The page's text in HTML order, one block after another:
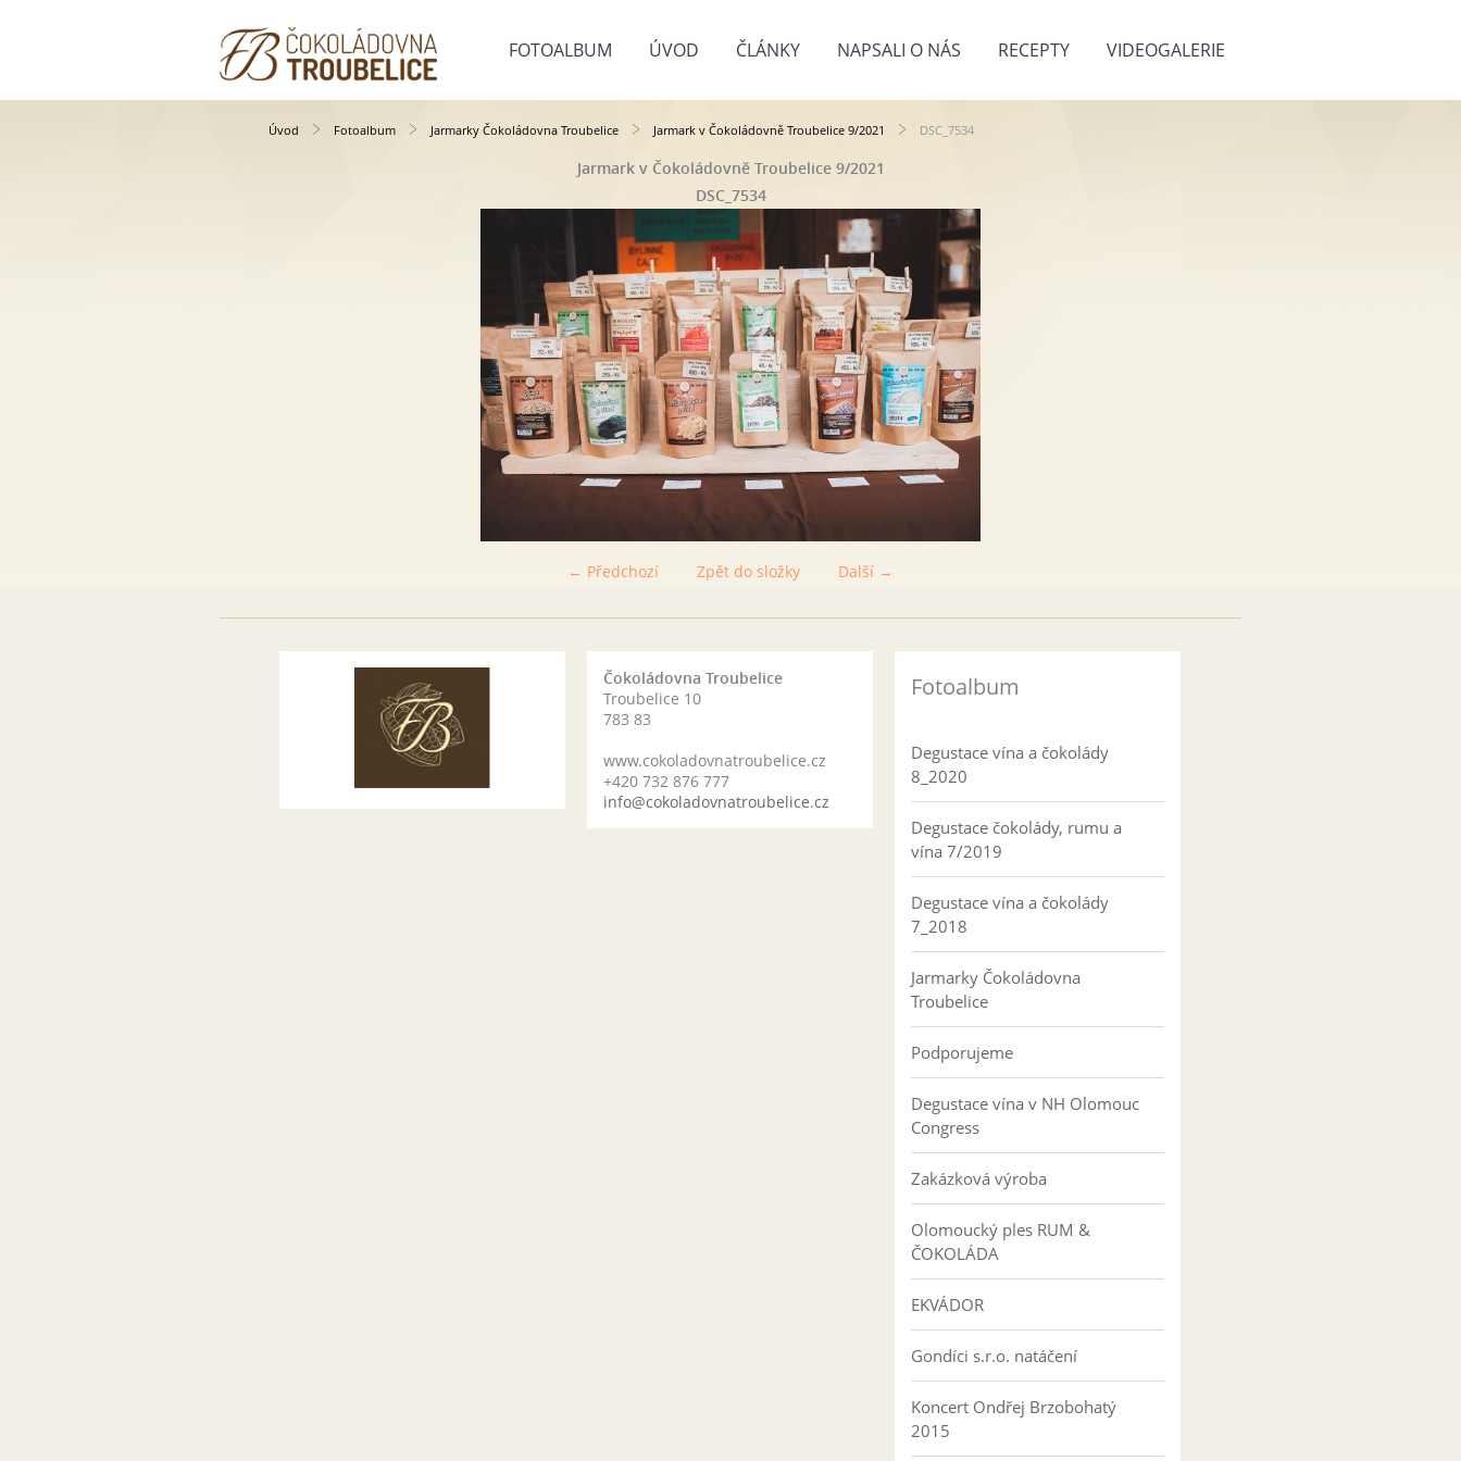
FOTOALBUM ÚVOD ČLÁNKY NAPSALI O NÁS RECEPTY VIDEOGALERIE
Úvod Fotoalbum Jarmarky Čokoládovna Troubelice Jarmark v Čokoládovně Troubelice 9/2021 DSC_7534
Jarmark v Čokoládovně Troubelice 9/2021
DSC_7534
← Předchozí Další →
Zpět do složky
Čokoládovna Troubelice
Troubelice 10
783 83
www.cokoladovnatroubelice.cz
+420 732 876 777
info@cokoladovnatroubelice.cz
Fotoalbum
Degustace vína a čokolády
8_2020
Degustace čokolády, rumu a
vína 7/2019
Degustace vína a čokolády
7_2018
Jarmarky Čokoládovna
Troubelice
Podporujeme
Degustace vína v NH Olomouc
Congress
Zakázková výroba
Olomoucký ples RUM &
ČOKOLÁDA
EKVÁDOR
Gondíci s.r.o. natáčení
Koncert Ondřej Brzobohatý
2015